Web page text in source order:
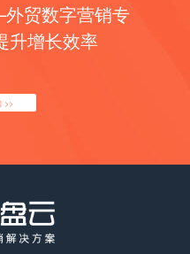
数字营销专
升增长效率
>>